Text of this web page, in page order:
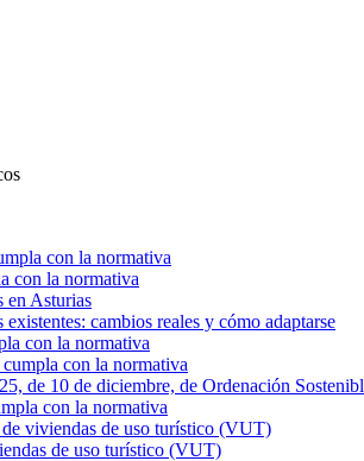
con la normativa
con la normativa
en Asturias
cambios reales y cómo adaptarse
con la normativa
con la normativa
de 10 de diciembre, de Ordenación
con la normativa
viviendas de uso turístico (VUT)
de uso turístico (VUT)